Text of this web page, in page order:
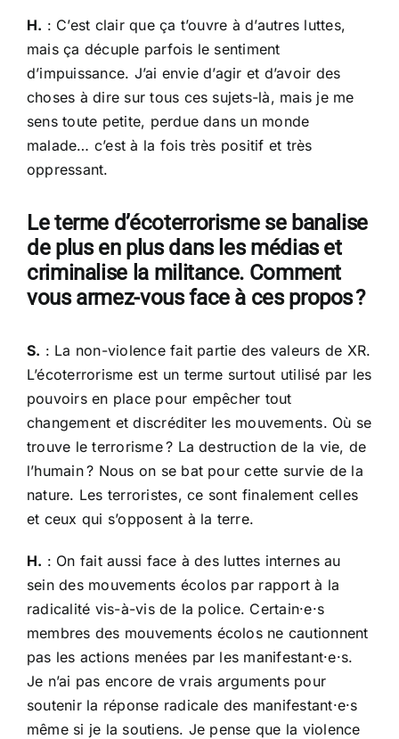
H. : C’est clair que ça t’ouvre à d’autres luttes,
mais ça décuple parfois le sentiment
d’impuissance. J’ai envie d’agir et d’avoir des
choses à dire sur tous ces sujets-là, mais je me
sens toute petite, perdue dans un monde
malade… c’est à la fois très positif et très
oppressant.
Le terme d’écoterrorisme se banalise
de plus en plus dans les médias et
criminalise la militance. Comment
vous armez-vous face à ces propos ?
S. : La non-violence fait partie des valeurs de XR.
L’écoterrorisme est un terme surtout utilisé par les
pouvoirs en place pour empêcher tout
changement et discréditer les mouvements. Où se
trouve le terrorisme ? La destruction de la vie, de
l’humain ? Nous on se bat pour cette survie de la
nature. Les terroristes, ce sont finalement celles
et ceux qui s’opposent à la terre.
H. : On fait aussi face à des luttes internes au
sein des mouvements écolos par rapport à la
radicalité vis-à-vis de la police. Certain·e·s
membres des mouvements écolos ne cautionnent
pas les actions menées par les manifestant·e·s.
Je n’ai pas encore de vrais arguments pour
soutenir la réponse radicale des manifestant·e·s
même si je la soutiens. Je pense que la violence